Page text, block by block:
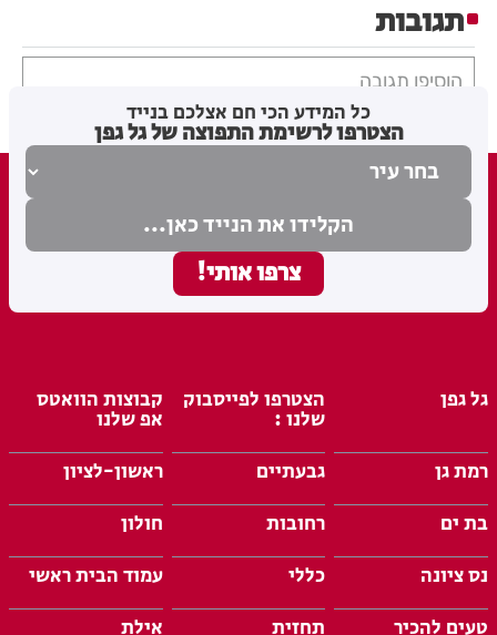
תגובות
הוסיפו תגובה
כל המידע הכי חם אצלכם בנייד
הצטרפו לרשימת התפוצה של גל גפן
גל גפן הצטרפו לפייסבוק
שלנו :
קבוצות הוואטס
אפ שלנו
רמת גן
גבעתיים
ראשון-לציון
בת ים
רחובות
חולון
נס ציונה
כללי
עמוד הבית ראשי
טעים להכיר
תחזית אילת